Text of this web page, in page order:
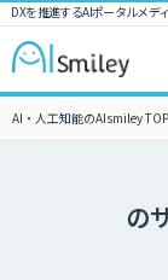
DXを推進するAIポータルメデ
AI・人工知能のAIsmiley TOP
の